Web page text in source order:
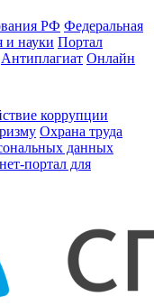
РФ Федеральная
и науки Портал
Антиплагиат Онлайн
коррупции
Охрана труда
данных
портал для